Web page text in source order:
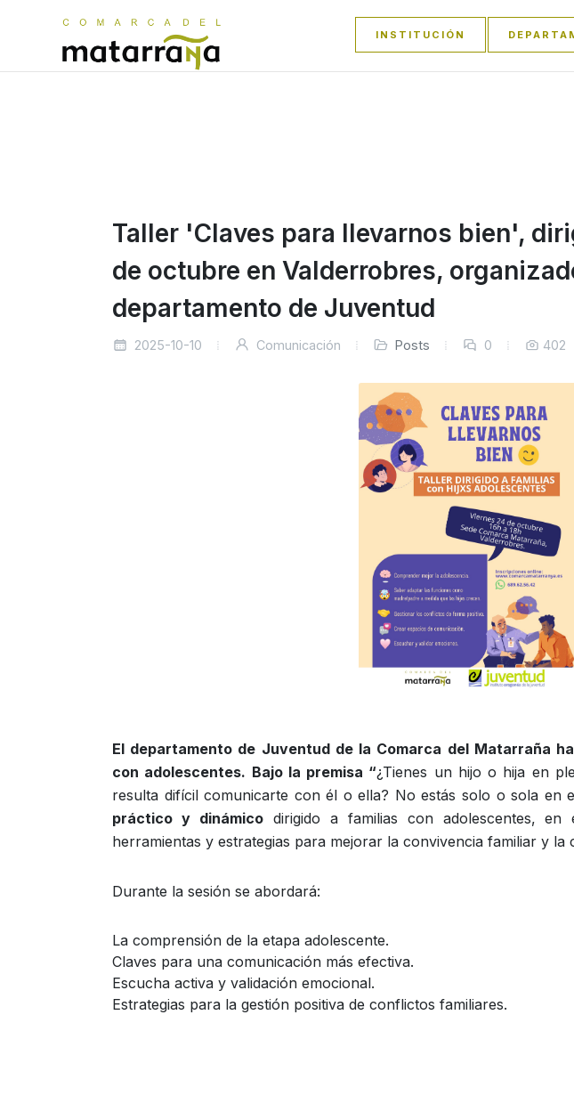
INSTITUCIÓN
Taller 'Claves para llevarnos bien',
de octubre en Valderrobres,
departamento de Juventud
2025-10-10 Comunicación Posts 0 402
El departamento de Juventud de la Comarca del Matarraña
con adolescentes. Bajo la premisa “¿Tienes un hijo o hija en
resulta difícil comunicarte con él o ella? No estás solo o sola en
práctico y dinámicodirigido a familias con adolescentes, en
herramientas y estrategias para mejorar la convivencia familiar y la
Durante la sesión se abordará:
La comprensión de la etapa adolescente.
Claves para una comunicación más efectiva.
Escucha activa y validación emocional.
Estrategias para la gestión positiva de conflictos familiares.